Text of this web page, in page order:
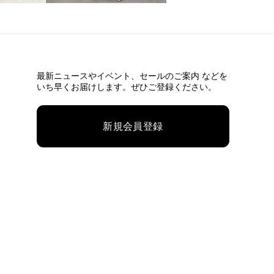
最新ニュースやイベント、 セールのご案内 などを
いち早くお届けします。ぜひご登録ください。
新規会員登録